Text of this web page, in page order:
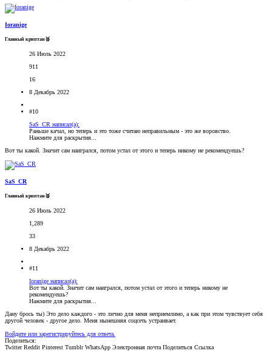
Ioranige
Главный криптан🥈
26 Июль 2022
911
16
8 Декабрь 2022
#10
SaS_CR написал(а):
Раньше качал, но теперь и это тоже считаю неправильным - это же воровство.
Нажмите для раскрытия...
Вот ты какой. Значит сам наигрался, потом устал от этого и теперь никому не рекомендуешь?
SaS_CR
Главный криптан🥈
26 Июль 2022
1,289
33
8 Декабрь 2022
#11
Ioranige написал(а):
Вот ты какой. Значит сам наигрался, потом устал от этого и теперь никому не
рекомендуешь?
Нажмите для раскрытия...
Дану брось ты) Это дело каждого - это лично для меня неприемлимо, а как при этом чувствует себя
другой человек - другое дело. Меня нынешняя соцсеть устраивает.
Войдите или зарегистрируйтесь для ответа.
Поделиться:
Twitter Reddit Pinterest Tumblr WhatsApp Электронная почта Поделиться Ссылка